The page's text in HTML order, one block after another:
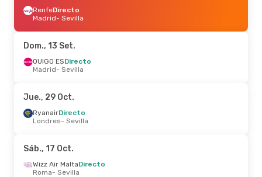
VuelingDirecto
Niza- Sevilla
Sevilla- Niza
Sáb., 17 Oct.- Vie., 23 Oct.
Wizz Air Malta
Sevilla - Roma
Air EuropaDirecto
Madrid - Sevilla
Air EuropaDirecto
Sevilla
- Madrid
RenfeDirecto
Madrid- Sevilla
Dom., 13 Set.
OUIGO ESDirecto
Madrid- Sevilla
Jue., 29 Oct.
RyanairDirecto
Londres- Sevilla
Sáb., 17 Oct.
Wizz Air MaltaDirecto
Roma- Sevilla